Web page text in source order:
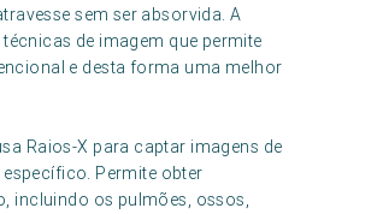
sem ser absorvida. A
de imagem que permite
e desta forma uma melhor
Raios-X para captar imagens de
Permite obter
incluindo os pulmões, ossos,